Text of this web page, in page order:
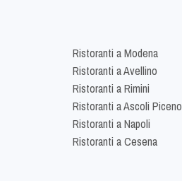
Ristoranti a Modena
Ristoranti a Avellino
Ristoranti a Rimini
Ristoranti a Ascoli Piceno
Ristoranti a Napoli
Ristoranti a Cesena